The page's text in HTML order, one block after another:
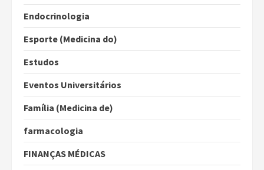
Endocrinologia
Esporte (Medicina do)
Estudos
Eventos Universitários
Família (Medicina de)
farmacologia
FINANÇAS MÉDICAS